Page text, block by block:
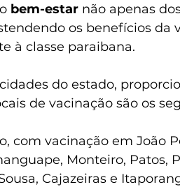
bem-estar não apenas
os benefícios da
à classe paraibana.
do estado,
de vacinação são os
com vacinação em João
Monteiro, Patos,
Cajazeiras e